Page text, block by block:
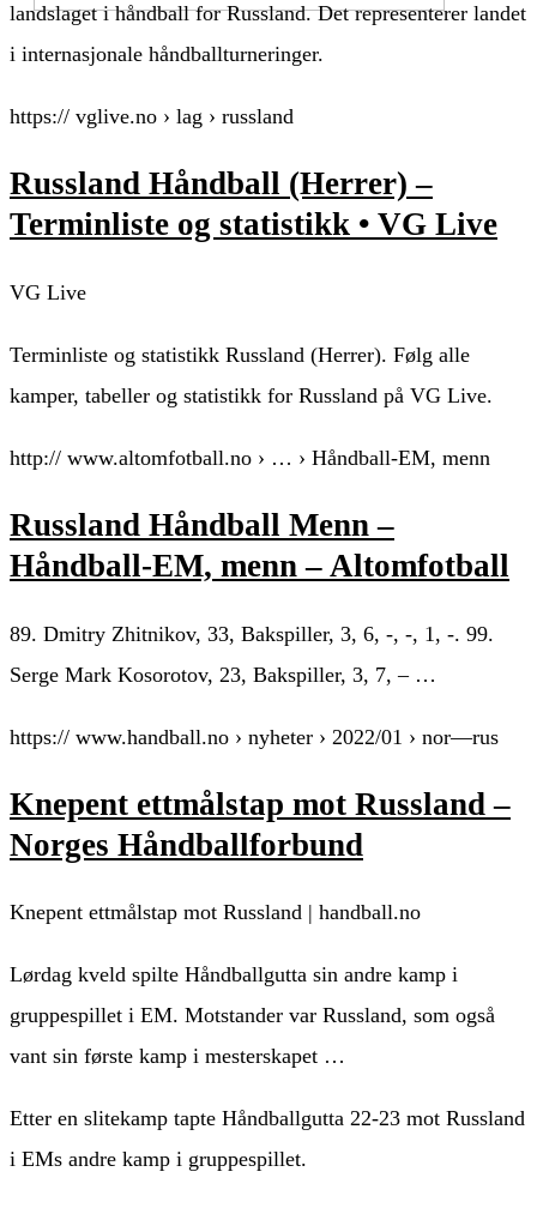
landslaget i håndball for Russland. Det representerer landet
i internasjonale håndballturneringer.
https:// vglive.no › lag › russland
Russland Håndball (Herrer) –
Terminliste og statistikk • VG Live
VG Live
Terminliste og statistikk Russland (Herrer). Følg alle
kamper, tabeller og statistikk for Russland på VG Live.
http:// www.altomfotball.no › … › Håndball-EM, menn
Russland Håndball Menn –
Håndball-EM, menn – Altomfotball
89. Dmitry Zhitnikov, 33, Bakspiller, 3, 6, -, -, 1, -. 99.
Serge Mark Kosorotov, 23, Bakspiller, 3, 7, – …
https:// www.handball.no › nyheter › 2022/01 › nor—rus
Knepent ettmålstap mot Russland –
Norges Håndballforbund
Knepent ettmålstap mot Russland | handball.no
Lørdag kveld spilte Håndballgutta sin andre kamp i
gruppespillet i EM. Motstander var Russland, som også
vant sin første kamp i mesterskapet …
Etter en slitekamp tapte Håndballgutta 22-23 mot Russland
i EMs andre kamp i gruppespillet.